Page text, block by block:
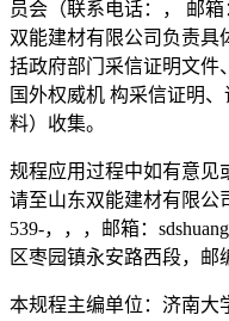
员会（联系电话：， 邮
双能建材有限公司负责具
括政府部门采信证明文件
国外权威机 构采信证明
料）收集。
规程应用过程中如有意见
请至山东双能建材有限公
539-，，，邮箱：
区枣园镇永安路西段，邮
本规程主编单位：济南大